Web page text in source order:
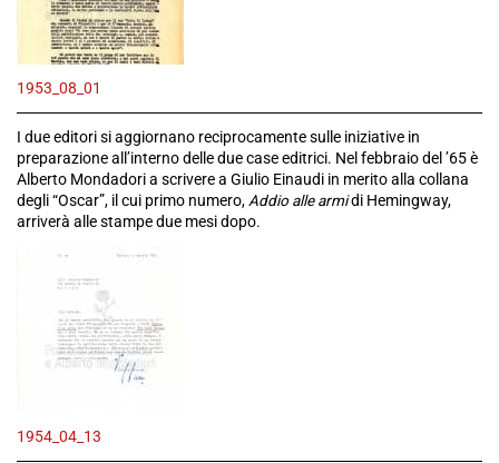
1953_08_01
I due editori si aggiornano reciprocamente sulle iniziative in
preparazione all’interno delle due case editrici. Nel febbraio del ’65 è
Alberto Mondadori a scrivere a Giulio Einaudi in merito alla collana
degli “Oscar”, il cui primo numero, Addio alle armidi Hemingway,
arriverà alle stampe due mesi dopo.
1954_04_13